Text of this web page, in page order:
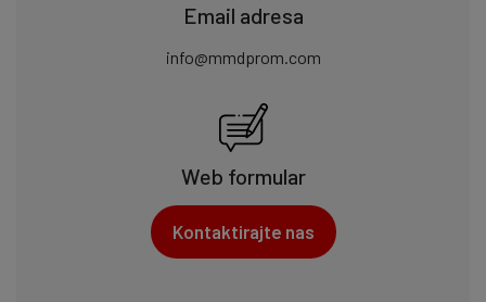
Email adresa
info@mmdprom.com
Web formular
Kontaktirajte nas